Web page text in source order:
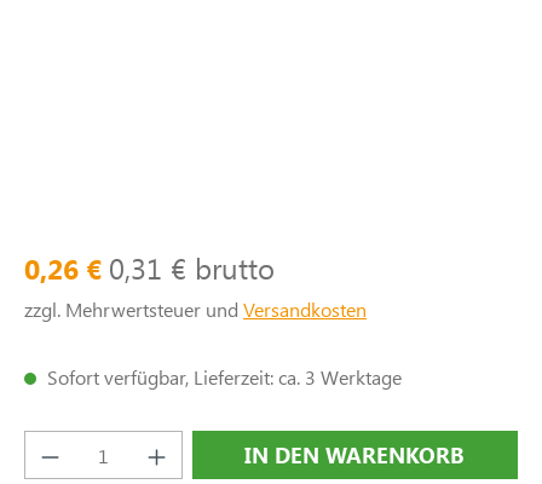
0,26 € 0,31 € brutto
zzgl. Mehrwertsteuer und Versandkosten
Sofort verfügbar, Lieferzeit: ca. 3 Werktage
Produkt Anzahl: Gib den gewünschten
IN DEN WARENKORB